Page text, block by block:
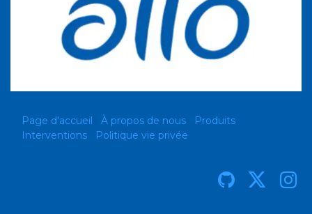
Page d'accueil À propos de nous
Produits
Interventions
Politique vie privée